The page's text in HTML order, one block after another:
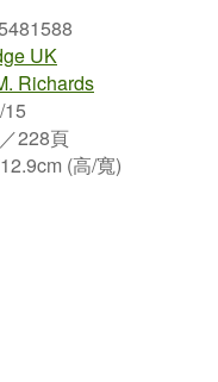
UK
Richards
228頁
(高/寬)